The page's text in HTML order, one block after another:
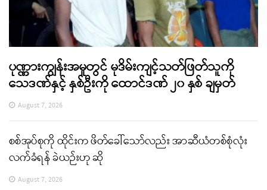
ပုဏ္ဏားကျွန်းအမှုတွင် မုဒိမ်းကျင့်သတ်ဖြတ်သူကို
သေဒဏ်နှင့် နှစ်ဦးကို ထောင်ဒဏ် ၂၀ နှစ် ချမှတ်
August 7, 2026
စစ်အုပ်စုကို ထိုင်းက ဖိတ်ခေါ်သော်လည်း အာဆီယံတစ်စုံလုံး
လက်ခံရန် ခဲယဉ်းဟု ဆို
August 7, 2026